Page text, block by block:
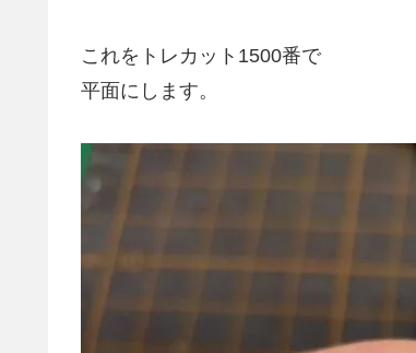
これをトレカット1500番で
平面にします。